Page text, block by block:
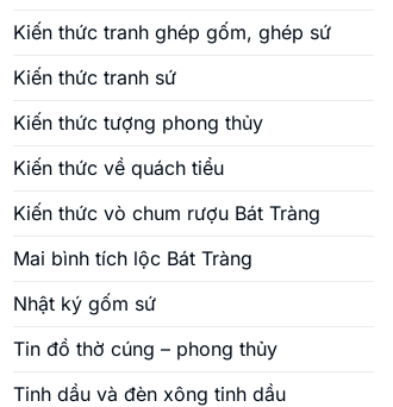
Kiến thức tranh ghép gốm, ghép sứ
Kiến thức tranh sứ
Kiến thức tượng phong thủy
Kiến thức về quách tiểu
Kiến thức vò chum rượu Bát Tràng
Mai bình tích lộc Bát Tràng
Nhật ký gốm sứ
Tin đồ thờ cúng – phong thủy
Tinh dầu và đèn xông tinh dầu